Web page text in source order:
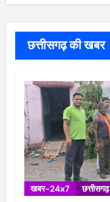
छत्तीसगढ़ की खबर
खबर-24x7 छत्तीसगढ़